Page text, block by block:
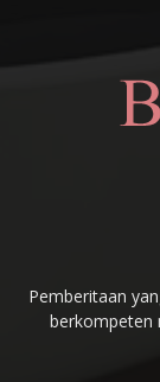
Pemberitaan
berkompeten